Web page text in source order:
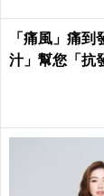
「痛風」痛
汁」幫您「抗